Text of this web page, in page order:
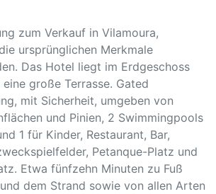
zum Verkauf in Vilamoura,
ursprünglichen Merkmale
Das Hotel liegt im Erdgeschoss
große Terrasse. Gated
mit Sicherheit, umgeben von
und Pinien, 2 Swimmingpools
1 für Kinder, Restaurant, Bar,
Petanque-Platz und
Etwa fünfzehn Minuten zu Fuß
dem Strand sowie von allen Arten